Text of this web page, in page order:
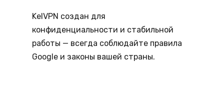
KelVPN создан для
конфиденциальности и стабильной
работы — всегда соблюдайте правила
Google и законы вашей страны.